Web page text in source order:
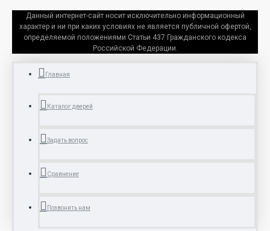
Данный интернет-сайт носит исключительно информационный
характер и ни при каких условиях не является публичной офертой,
определяемой положениями Статьи 437 Гражданского кодекса
Российской Федерации.
Главная
Каталог дверей
Задать вопрос
Сравнение
Позвонить нам